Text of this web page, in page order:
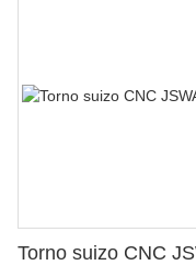
Torno suizo CNC